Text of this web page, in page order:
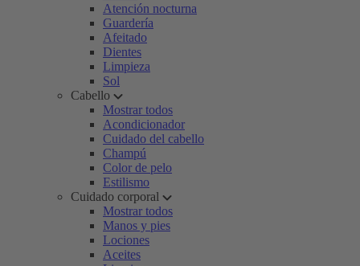
Atención nocturna
Guardería
Afeitado
Dientes
Limpieza
Sol
Cabello
Mostrar todos
Acondicionador
Cuidado del cabello
Champú
Color de pelo
Estilismo
Cuidado corporal
Mostrar todos
Manos y pies
Lociones
Aceites